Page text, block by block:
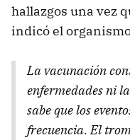
hallazgos una vez
indicó el
La vacunación
enfermedades ni
sabe que los
frecuencia. El